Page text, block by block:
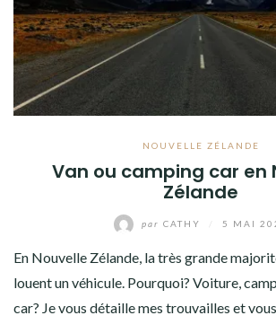
NOUVELLE ZÉLANDE
Van ou camping car en
Zélande
par CATHY 5 MAI
En Nouvelle Zélande, la très grande
louent un véhicule. Pourquoi? Voiture,
car? Je vous détaille mes trouvailles et